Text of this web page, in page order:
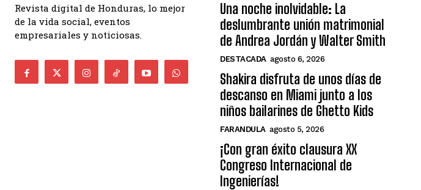
Revista digital de Honduras, lo mejor
de la vida social, eventos
empresariales y noticiosas.
Una noche inolvidable: La
deslumbrante unión matrimonial
de Andrea Jordán y Walter Smith
DESTACADA agosto 6, 2026
Shakira disfruta de unos días de
descanso en Miami junto a los
niños bailarines de Ghetto Kids
FARANDULA agosto 5, 2026
¡Con gran éxito clausura XX
Congreso Internacional de
Ingenierías!